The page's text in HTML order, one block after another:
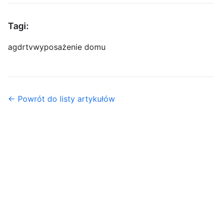
Tagi:
agdrtvwyposażenie domu
← Powrót do listy artykułów